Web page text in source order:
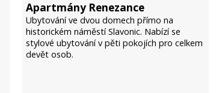
Apartmány Renezance
Ubytování ve dvou domech přímo na
historickém náměstí Slavonic. Nabízí se
stylové ubytování v pěti pokojích pro celkem
devět osob.